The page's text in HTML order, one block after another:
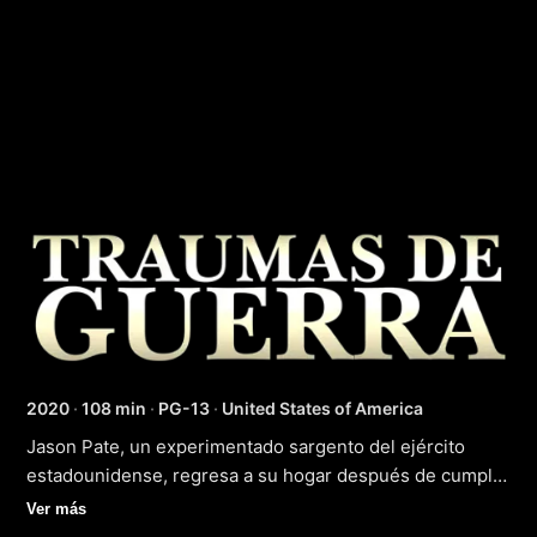
Out of the Fight
2020 · 108 min · PG-13 · United States of America
Jason Pate, un experimentado sargento del ejército
estadounidense, regresa a su hogar después de cumplir
con su tercer destino en Afganistán. La dura realidad de
Ver más